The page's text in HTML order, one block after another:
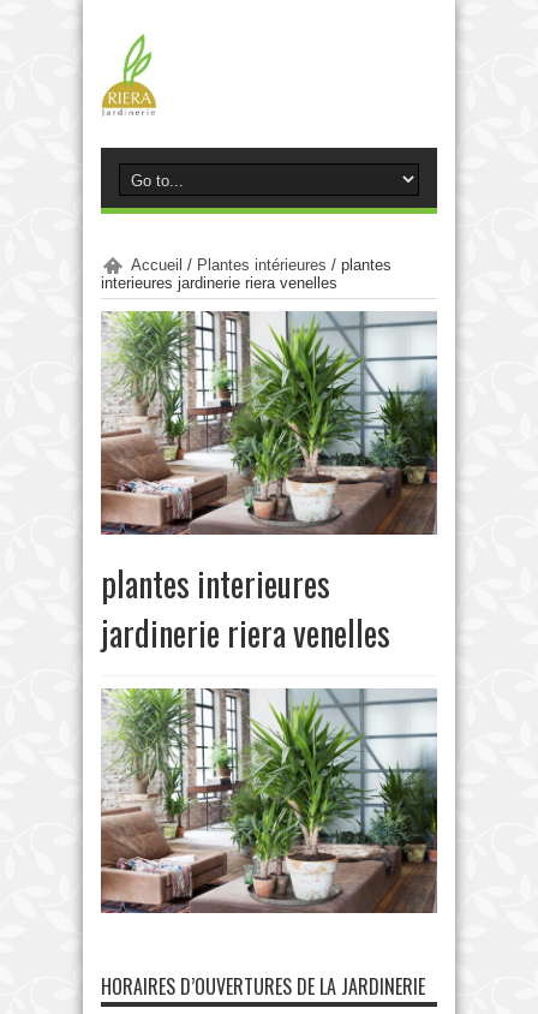
Accueil / Plantes intérieures / plantes
interieures jardinerie riera venelles
plantes interieures
jardinerie riera venelles
HORAIRES D’OUVERTURES DE LA JARDINERIE